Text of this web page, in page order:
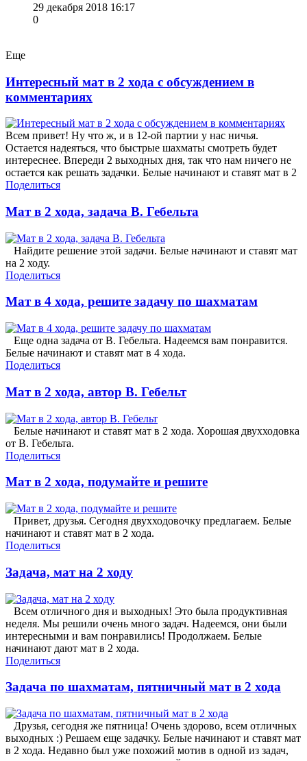
29 декабря 2018 16:17
0
Еще
Интересный мат в 2 хода с обсуждением в
комментариях
Всем привет! Ну что ж, и в 12-ой партии у нас ничья.
Остается надеяться, что быстрые шахматы смотреть будет
интереснее. Впереди 2 выходных дня, так что нам ничего не
остается как решать задачки. Белые начинают и ставят мат в 2
Поделиться
Мат в 2 хода, задача В. Гебельта
Найдите решение этой задачи. Белые начинают и ставят мат
на 2 ходу.
Поделиться
Мат в 4 хода, решите задачу по шахматам
Еще одна задача от В. Гебельта. Надеемся вам понравится.
Белые начинают и ставят мат в 4 хода.
Поделиться
Мат в 2 хода, автор В. Гебельт
Белые начинают и ставят мат в 2 хода. Хорошая двухходовка
от В. Гебельта.
Поделиться
Мат в 2 хода, подумайте и решите
Привет, друзья. Сегодня двухходовочку предлагаем. Белые
начинают и ставят мат в 2 хода.
Поделиться
Задача, мат на 2 ходу
Всем отличного дня и выходных! Это была продуктивная
неделя. Мы решили очень много задач. Надеемся, они были
интересными и вам понравились! Продолжаем. Белые
начинают дают мат в 2 хода.
Поделиться
Задача по шахматам, пятничный мат в 2 хода
Друзья, сегодня же пятница! Очень здорово, всем отличных
выходных :) Решаем еще задачку. Белые начинают и ставят мат
в 2 хода. Недавно был уже похожий мотив в одной из задач,